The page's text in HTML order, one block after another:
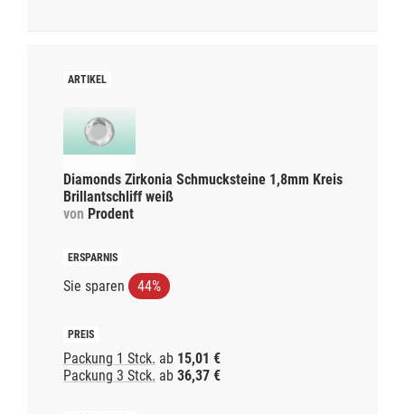
Diamonds Zirkonia Schmucksteine 1,8mm Kreis
Brillantschliff weiß
von Prodent
Sie sparen 44%
Packung 1 Stck. ab 15,01 €
Packung 3 Stck. ab 36,37 €